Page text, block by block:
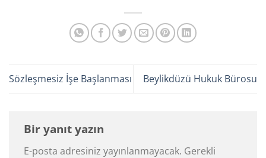
Sözleşmesiz İşe Başlanması Beylikdüzü Hukuk Bürosu
Bir yanıt yazın
E-posta adresiniz yayınlanmayacak. Gerekli